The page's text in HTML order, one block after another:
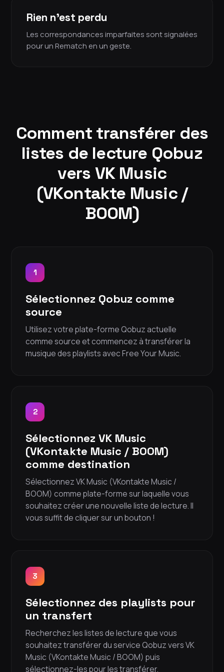
Rien n'est perdu
Les correspondances imparfaites sont signalées
pour un Rematch en un geste.
Comment transférer des
listes de lecture Qobuz
vers VK Music
(VKontakte Music /
BOOM)
1
Sélectionnez Qobuz comme
source
Utilisez votre plate-forme Qobuz actuelle
comme source et commencez à transférer la
musique des playlists avec Free Your Music.
2
Sélectionnez VK Music
(VKontakte Music / BOOM)
comme destination
Sélectionnez VK Music (VKontakte Music /
BOOM) comme plate-forme sur laquelle vous
souhaitez créer une nouvelle liste de lecture. Il
vous suffit de cliquer sur un bouton !
3
Sélectionnez des playlists pour
un transfert
Recherchez les listes de lecture que vous
souhaitez transférer du service Qobuz vers VK
Music (VKontakte Music / BOOM) puis
sélectionnez-les pour les transférer.